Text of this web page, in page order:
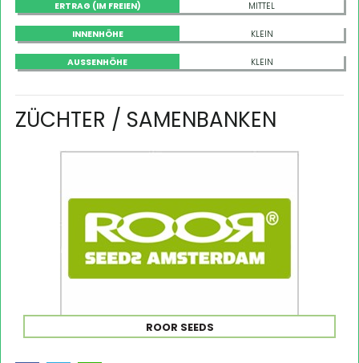
ERTRAG (IM FREIEN) MITTEL
INNENHÖHE KLEIN
AUSSENHÖHE KLEIN
ZÜCHTER / SAMENBANKEN
ROOR SEEDS